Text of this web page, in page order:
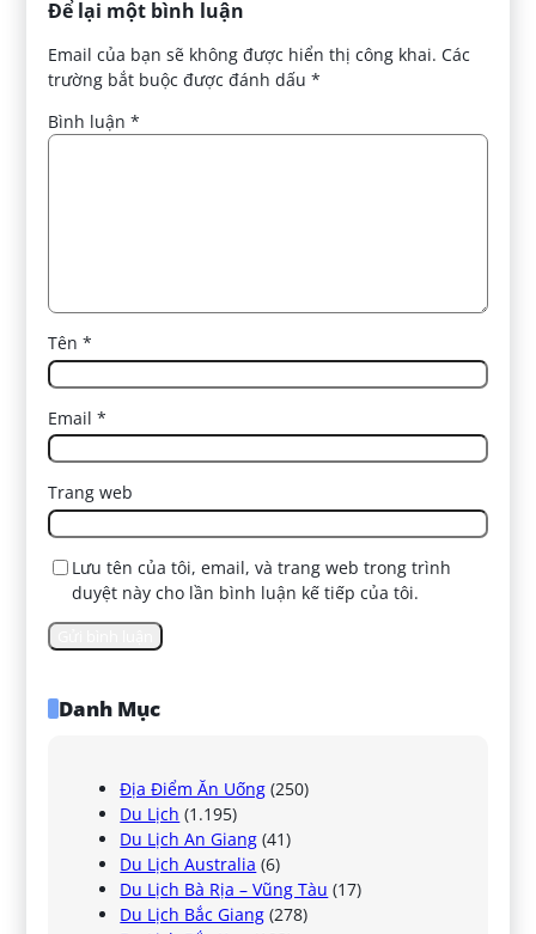
Để lại một bình luận
Email của bạn sẽ không được hiển thị công khai. Các
trường bắt buộc được đánh dấu*
Bình luận*
Tên*
Email*
Trang web
Lưu tên của tôi, email, và trang web trong trình
duyệt này cho lần bình luận kế tiếp của tôi.
Danh Mục
Địa Điểm Ăn Uống (250)
Du Lịch (1.195)
Du Lịch An Giang (41)
Du Lịch Australia (6)
Du Lịch Bà Rịa – Vũng Tàu (17)
Du Lịch Bắc Giang (278)